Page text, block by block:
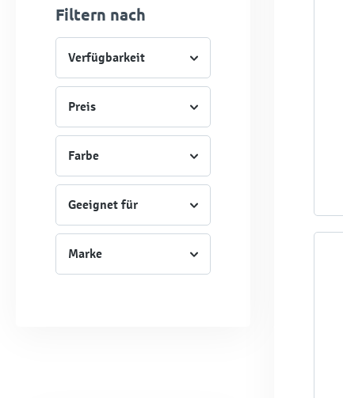
Filtern nach
Verfügbarkeit
Preis
Farbe
Geeignet für
Marke